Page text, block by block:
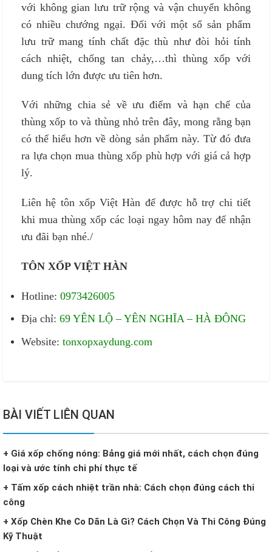
với không gian lưu trữ rộng và vận chuyển không
có nhiều chướng ngại. Đối với một số sản phẩm
lưu trữ mang tính chất đặc thù như đòi hỏi tính
cách nhiệt, chống tan chảy,…thì thùng xốp với
dung tích lớn được ưu tiên hơn.
Với những chia sẻ về ưu điểm và hạn chế của
thùng xốp to và thùng nhỏ trên đây, mong rằng bạn
có thể hiểu hơn về dòng sản phẩm này. Từ đó đưa
ra lựa chọn mua thùng xốp phù hợp với giá cả hợp
lý.
Liên hệ tôn xốp Việt Hàn để được hỗ trợ chi tiết
khi mua thùng xốp các loại ngay hôm nay để nhận
ưu đãi bạn nhé./
TÔN XỐP VIỆT HÀN
Hotline: 0973426005
Địa chỉ: 69 YÊN LỘ – YÊN NGHĨA – HÀ ĐÔNG
Website: tonxopxaydung.com
BÀI VIẾT LIÊN QUAN
+ Giá xốp chống nóng: Bảng giá mới nhất, cách chọn đúng
loại và ước tính chi phí thực tế
+ Tấm xốp cách nhiệt trần nhà: Cách chọn đúng cách thi
công
+ Xốp Chèn Khe Co Dãn Là Gì? Cách Chọn Và Thi Công Đúng
Kỹ Thuật